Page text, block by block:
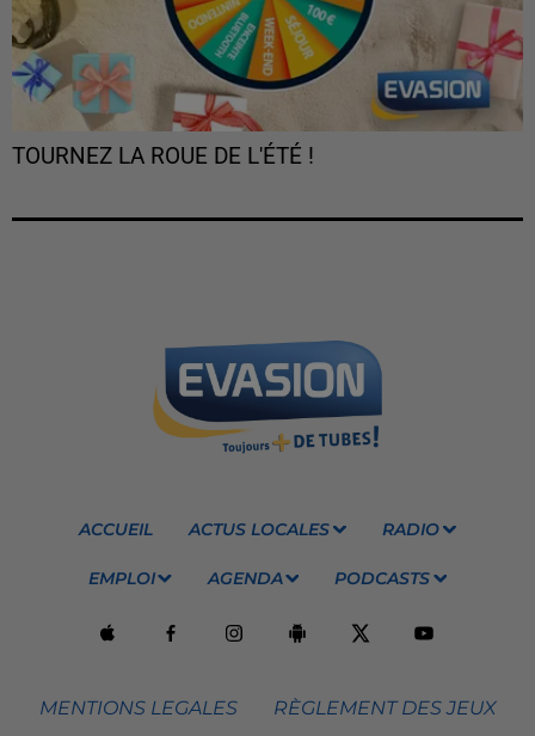
TOURNEZ LA ROUE DE L'ÉTÉ !
ACCUEIL ACTUS LOCALES RADIO
EMPLOI AGENDA PODCASTS
MENTIONS LEGALES RÈGLEMENT DES JEUX